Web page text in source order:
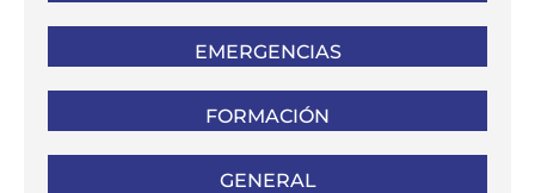
EMERGENCIAS
FORMACIÓN
GENERAL